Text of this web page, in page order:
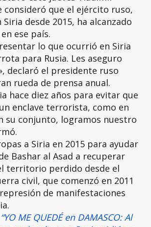
consideró que el ejército ruso,
desde 2015, ha alcanzado
ese país.
lo que ocurrió en Siria
para Rusia. Les aseguro
declaró el presidente ruso
rueda de prensa anual.
hace diez años para evitar que
enclave terrorista, como en
su conjunto, logramos nuestro
a Siria en 2015 para ayudar
Bashar al Asad a recuperar
territorio perdido desde el
civil, que comenzó en 2011
de manifestaciones
“YO ME QUEDÉ en DAMASCO: Al